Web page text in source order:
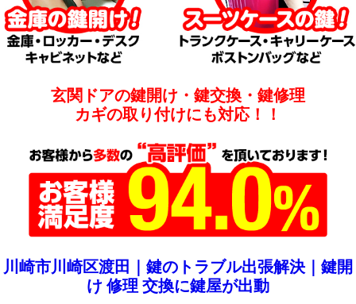
玄関ドアの鍵開け・鍵交換・鍵修理
カギの取り付けにも対応！！
川崎市川崎区渡田｜鍵のトラブル出張解決｜鍵開
け 修理 交換に鍵屋が出動